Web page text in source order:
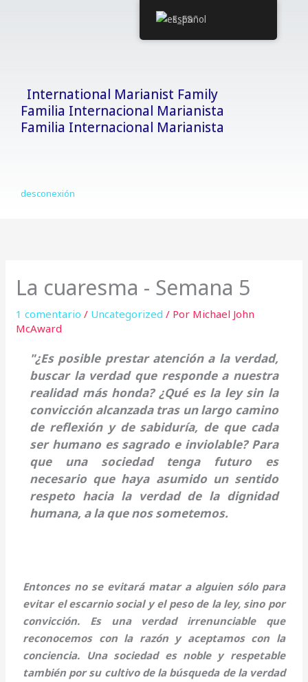
International Marianist Family
Familia Internacional Marianista
Familia Internacional Marianista
desconexión
La cuaresma - Semana 5
1 comentario / Uncategorized / Por Michael John
McAward
"¿Es posible prestar atención a la verdad,
buscar la verdad que responde a nuestra
realidad más honda? ¿Qué es la ley sin la
convicción alcanzada tras un largo camino
de reflexión y de sabiduría, de que cada
ser humano es sagrado e inviolable? Para
que una sociedad tenga futuro es
necesario que haya asumido un sentido
respeto hacia la verdad de la dignidad
humana, a la que nos sometemos.
Entonces no se evitará matar a alguien sólo para
evitar el escarnio social y el peso de la ley, sino por
convicción. Es una verdad irrenunciable que
reconocemos con la razón y aceptamos con la
conciencia. Una sociedad es noble y respetable
también por su cultivo de la búsqueda de la verdad
Español